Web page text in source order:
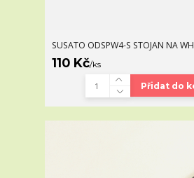
SUSATO ODSPW4-S STOJAN NA
110 Kč/ks
Přidat do